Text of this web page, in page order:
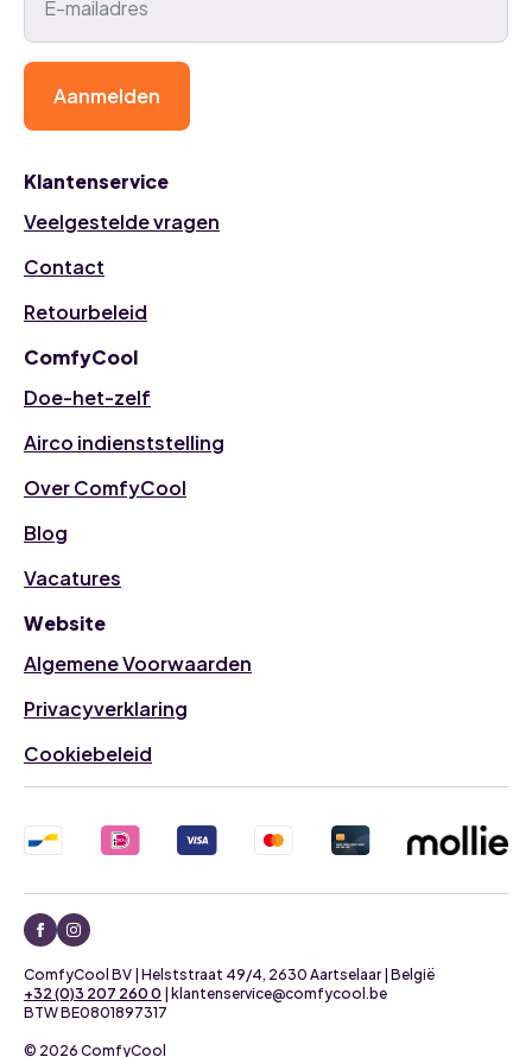
Klantenservice
Veelgestelde vragen
Contact
Retourbeleid
ComfyCool
Doe-het-zelf
Airco indienststelling
Over ComfyCool
Blog
Vacatures
Website
Algemene Voorwaarden
Privacyverklaring
Cookiebeleid
Aanmelden
© 2026 ComfyCool
+32 (0)3 207 260 0 | klantenservice@comfycool.be
BTW BE0801897317
ComfyCool BV | Helststraat 49/4, 2630 Aartselaar | België